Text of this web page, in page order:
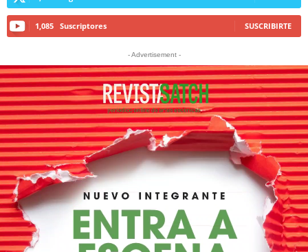
1,085 Suscriptores SUSCRIBIRTE
- Advertisement -